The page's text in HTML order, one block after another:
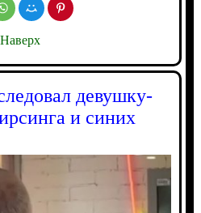
Наверх
девушку-
и синих